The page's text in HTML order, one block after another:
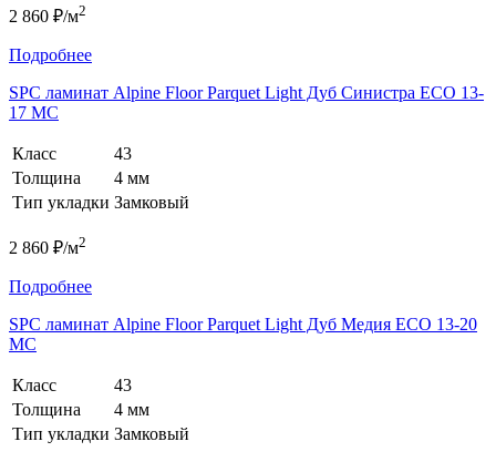
2 860 ₽/м2
Подробнее
SPC ламинат Alpine Floor Parquet Light Дуб Синистра ЕСО 13-
17 MC
Класс
43
Толщина
4 мм
Тип укладки Замковый
2 860 ₽/м2
Подробнее
SPC ламинат Alpine Floor Parquet Light Дуб Медия ЕСО 13-20
MC
Класс
43
Толщина
4 мм
Тип укладки Замковый